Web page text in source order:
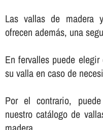
Las vallas de madera
ofrecen además, una
En fervalles puede
su valla en caso de
Por el contrario,
nuestro catálogo de